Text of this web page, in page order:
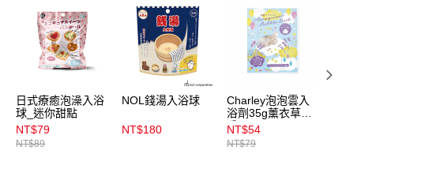
用，由本公司與您本人進行分期帳單所需資料之確認、核對及更正。
3.完整用戶服務條款，請詳閱以下連結：
https://oppay.tw/userRule
每筆NT$100，滿NT$899(含以上)免運費
付款後門市自取
每筆NT$100，滿NT$399(含以上)免運費
日式療癒泡澡入浴
球_迷你甜點
NT$79
NT$89
NOL錢湯入浴球
NT$180
Charley泡泡雲入
浴劑35g薰衣草奶
香
NT$54
NT$79